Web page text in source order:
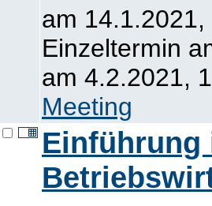
am
Einzeltermin
am 4.2.2021,
Meeting
Einführung